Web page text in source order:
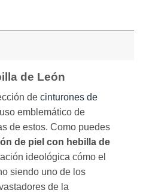
de León
de cinturones de
emblemático de
de estos. Como puedes
de piel con hebilla de
ideológica cómo el
siendo uno de los
de la